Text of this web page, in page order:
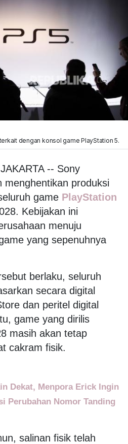
dengan konsol game PlayStation 5.
-- Sony
menghentikan produksi
game PlayStation
Kebijakan ini
menuju
yang sepenuhnya
berlaku, seluruh
secara digital
dan peritel digital
game yang dirilis
masih akan tetap
cakram fisik.
Dekat, Menpora Erick Ingin
Perubahan Nomor Tanding
salinan fisik telah